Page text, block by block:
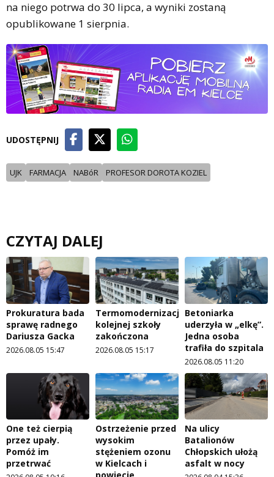
na niego potrwa do 30 lipca, a wyniki zostaną
opublikowane 1 sierpnia.
UDOSTĘPNIJ
UJK FARMACJA NABóR PROFESOR DOROTA KOZIEL
CZYTAJ DALEJ
Prokuratura bada
sprawę radnego
Dariusza Gacka
2026.08.05 15:47
Termomodernizacja
kolejnej szkoły
zakończona
2026.08.05 15:17
Betoniarka
uderzyła w „elkę”.
Jedna osoba
trafiła do szpitala
2026.08.05 11:20
One też cierpią
przez upały.
Pomóż im
przetrwać
Ostrzeżenie przed
wysokim
stężeniem ozonu
w Kielcach i
Na ulicy
Batalionów
Chłopskich ułożą
asfalt w nocy